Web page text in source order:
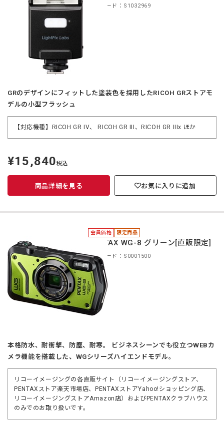
商品コード：S1032969
GRのデザインにフィットした塗装色を採用したRICOH GRストアモ
デルの小型フラッシュ
【対応機種】RICOH GR IV、 RICOH GR III、RICOH GR IIIx ほか
定
価
¥15,840税込
商品詳細を見る お気に入りに追加
会員価格 限定商品
PENTAX WG-8 グリーン[直販限定]
商品コード：S0001500
本格防水、耐衝撃、防塵、耐寒。 ビジネスシーンでも役立つWEBカ
メラ機能を搭載した、WGシリーズハイエンドモデル。
リコーイメージングの各直販サイト（リコーイメージングストア、
PENTAXストア楽天市場店、PENTAXストアYahoo!ショッピング店、
リコーイメージングストアAmazon店）およびPENTAXクラブハウス
のみでのお取り扱いです。